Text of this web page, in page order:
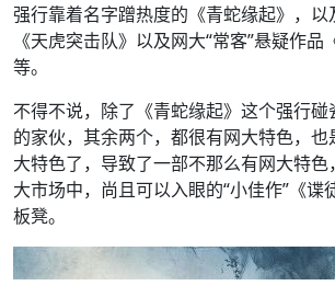
强行靠着名字蹭热度的《青蛇缘起》，以
《天虎突击队》以及网大“常客”悬疑作品
等。
不得不说，除了《青蛇缘起》这个强行碰
的家伙，其余两个，都很有网大特色，
大特色了，导致了一部不那么有网大特
大市场中，尚且可以入眼的“小佳作”《谍
板凳。